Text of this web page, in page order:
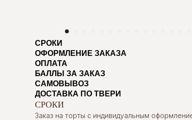
СРОКИ
ОФОРМЛЕНИЕ ЗАКАЗА
ОПЛАТА
БАЛЛЫ ЗА ЗАКАЗ
САМОВЫВОЗ
ДОСТАВКА ПО ТВЕРИ
СРОКИ
Заказ на торты с индивидуальным